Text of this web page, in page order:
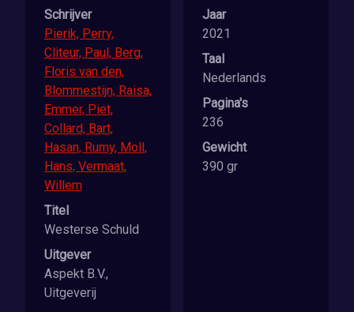
Schrijver
Pierik, Perry,
Cliteur, Paul, Berg,
Floris van den,
Blommestijn, Raisa,
Emmer, Piet,
Collard, Bart,
Hasan, Rumy, Moll,
Hans, Vermaat,
Willem
Titel
Westerse Schuld
Uitgever
Aspekt B.V.,
Uitgeverij
Jaar
2021
Taal
Nederlands
Pagina's
236
Gewicht
390 gr